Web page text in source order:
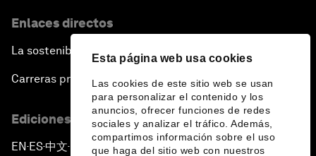
Esta página web usa cookies
Las cookies de este sitio web se usan
para personalizar el contenido y los
anuncios, ofrecer funciones de redes
sociales y analizar el tráfico. Además,
compartimos información sobre el uso
que haga del sitio web con nuestros
Enlaces directos
La sostenibilidad en el Foro
Carreras profesionales
Ediciones en otros idiomas
EN ▪ ES▪中文▪ 日本語